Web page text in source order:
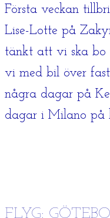
Första veckan
Lise-Lotte på
tänkt att vi ska bo
vi med bil över
några dagar på
dagar i Milano på
FLYG: